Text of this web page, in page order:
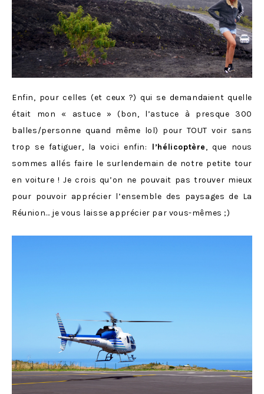
Enfin, pour celles (et ceux ?) qui se demandaient quelle
était mon « astuce » (bon, l’astuce à presque 300
balles/personne quand même lol) pour TOUT voir sans
trop se fatiguer, la voici enfin: l’hélicoptère, que nous
sommes allés faire le surlendemain de notre petite tour
en voiture ! Je crois qu’on ne pouvait pas trouver mieux
pour pouvoir apprécier l’ensemble des paysages de La
Réunion… je vous laisse apprécier par vous-mêmes ;)